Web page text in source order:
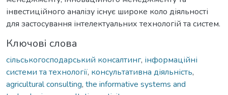
інвестиційного аналізу існує широке коло діяльності
для застосування інтелектуальних технологій та систем.
Ключові слова
сільськогосподарський консалтинг, інформаційні
системи та технології, консультативна діяльність,
agricultural consulting, the informative systems and